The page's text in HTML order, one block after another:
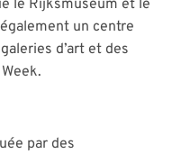
le Rijksmuseum et le
un centre
d’art et des
par des